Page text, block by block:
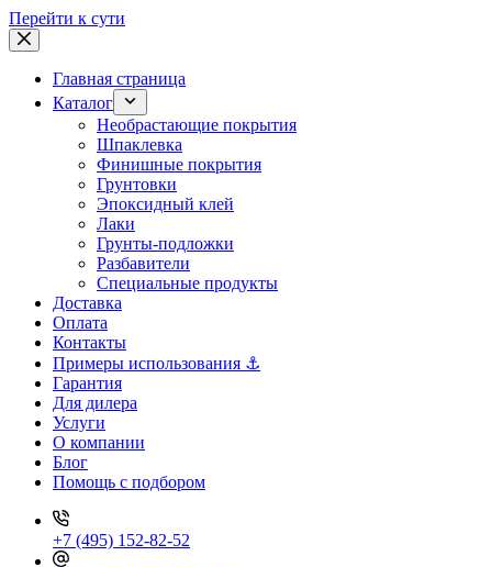
Перейти к сути
Главная страница
Каталог
Необрастающие покрытия
Шпаклевка
Финишные покрытия
Грунтовки
Эпоксидный клей
Лаки
Грунты-подложки
Разбавители
Специальные продукты
Доставка
Оплата
Контакты
Примеры использования ⚓
Гарантия
Для дилера
Услуги
О компании
Блог
Помощь с подбором
+7 (495) 152-82-52